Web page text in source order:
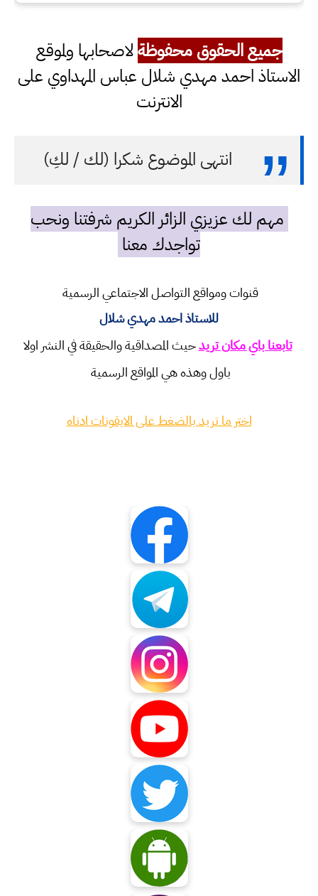
جميع الحقوق محفوظةلاصحابها ولموقع
الاستاذ احمد مهدي شلال عباس المهداوي على
الانترنت
انتهى الموضوع شكرا (لك / لكِ)
مهم لك عزيزي الزائر الكريم شرفتنا ونحب
تواجدك معنا
قنوات ومواقع التواصل الاجتماعي الرسمية
للاستاذ احمد مهدي شلال
تابعنا باي مكان تريدحيث المصداقية والحقيقة في النشر اولا
باول وهذه هي المواقع الرسمية
اختر ما تريد بالضغط على الايقونات ادناه